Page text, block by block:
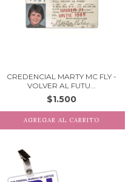
CREDENCIAL MARTY MC FLY -
VOLVER AL FUTU...
$1.500